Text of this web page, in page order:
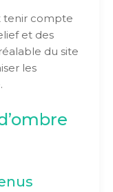
tenir compte
et des
du site
les